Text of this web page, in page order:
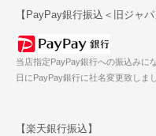
【PayPay銀行振込＜旧ジャ
当店指定PayPay銀行への振込みに
日にPayPay銀行に社名変更致しまし
【楽天銀行振込】